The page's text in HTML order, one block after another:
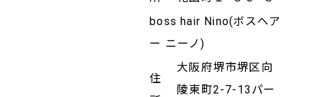
boss hair Nino(ボスヘア
ー ニーノ)
住
大阪府堺市堺区向
陵東町2-7-13パー